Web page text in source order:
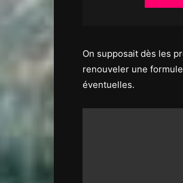
On supposait dès les
renouveler une
éventuelles.